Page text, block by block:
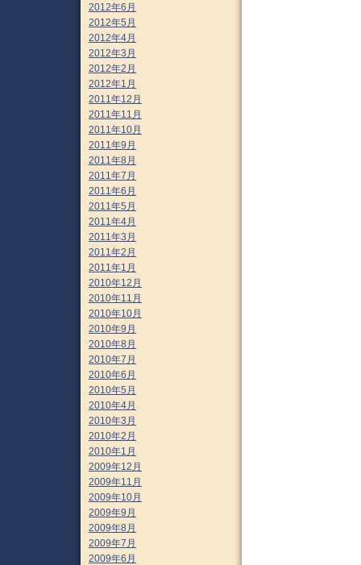
2012年6月
2012年5月
2012年4月
2012年3月
2012年2月
2012年1月
2011年12月
2011年11月
2011年10月
2011年9月
2011年8月
2011年7月
2011年6月
2011年5月
2011年4月
2011年3月
2011年2月
2011年1月
2010年12月
2010年11月
2010年10月
2010年9月
2010年8月
2010年7月
2010年6月
2010年5月
2010年4月
2010年3月
2010年2月
2010年1月
2009年12月
2009年11月
2009年10月
2009年9月
2009年8月
2009年7月
2009年6月